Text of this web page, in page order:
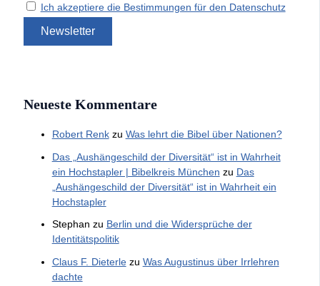
Ich akzeptiere die Bestimmungen für den Datenschutz
Neueste Kommentare
Robert Renkzu Was lehrt die Bibel über Nationen?
Das „Aushängeschild der Diversität“ ist in Wahrheit
ein Hochstapler | Bibelkreis München zu Das
„Aushängeschild der Diversität“ ist in Wahrheit ein
Hochstapler
Stephan zu Berlin und die Widersprüche der
Identitätspolitik
Claus F. Dieterlezu Was Augustinus über Irrlehren
dachte